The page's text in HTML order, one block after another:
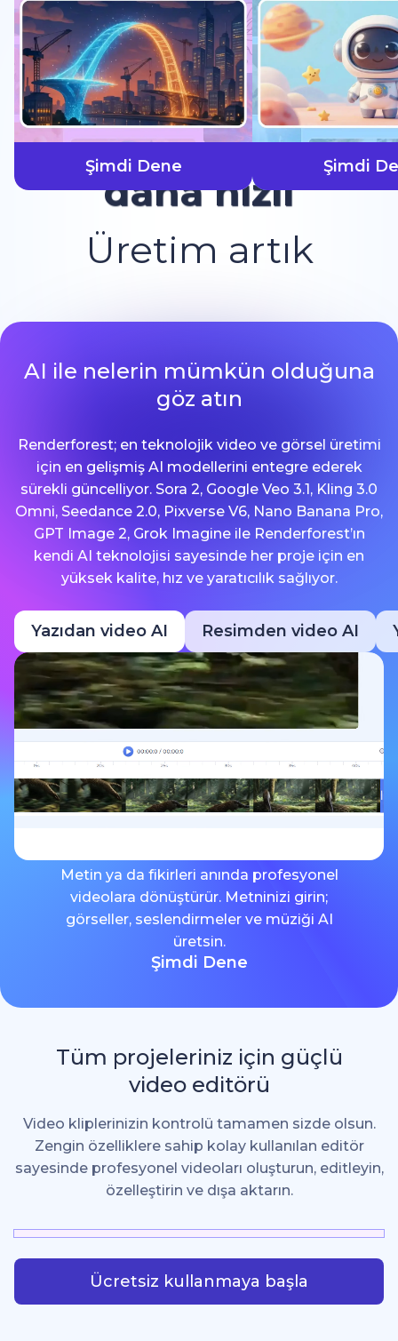
Şimdi Dene Şimdi
Üretim artık
daha hızlı
AI ile nelerin mümkün olduğuna
göz atın
Renderforest; en teknolojik video ve görsel üretimi
için en gelişmiş AI modellerini entegre ederek
sürekli güncelliyor. Sora 2, Google Veo 3.1, Kling 3.0
Omni, Seedance 2.0, Pixverse V6, Nano Banana Pro,
GPT Image 2, Grok Imagine ile Renderforest’ın
kendi AI teknolojisi sayesinde her proje için en
yüksek kalite, hız ve yaratıcılık sağlıyor.
Yazıdan video AI Resimden video AI
Metin ya da fikirleri anında profesyonel
videolara dönüştürür. Metninizi girin;
görseller, seslendirmeler ve müziği AI
üretsin.
Şimdi Dene
Tüm projeleriniz için güçlü
video editörü
Video kliplerinizin kontrolü tamamen sizde olsun.
Zengin özelliklere sahip kolay kullanılan editör
sayesinde profesyonel videoları oluşturun, editleyin,
özelleştirin ve dışa aktarın.
Ücretsiz kullanmaya başla